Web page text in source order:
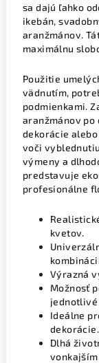
sa dajú ľahko
ikebán,
aranžmánov.
maximálnu
Použitie
vädnutím,
podmienkami.
aranžmánov po
dekorácie
voči
výmeny a
predstavuje
profesionálne
kvetov.
Výrazná
Možnosť
jednotlivé
Ideálne
dekorácie.
Dlhá